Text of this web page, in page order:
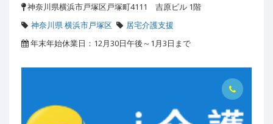
神奈川県横浜市戸塚区戸塚町4111 吉原ビル 1階
神奈川県 横浜市戸塚区
居宅介護支援
年末年始休業日：12月30日午後～1月3日まで